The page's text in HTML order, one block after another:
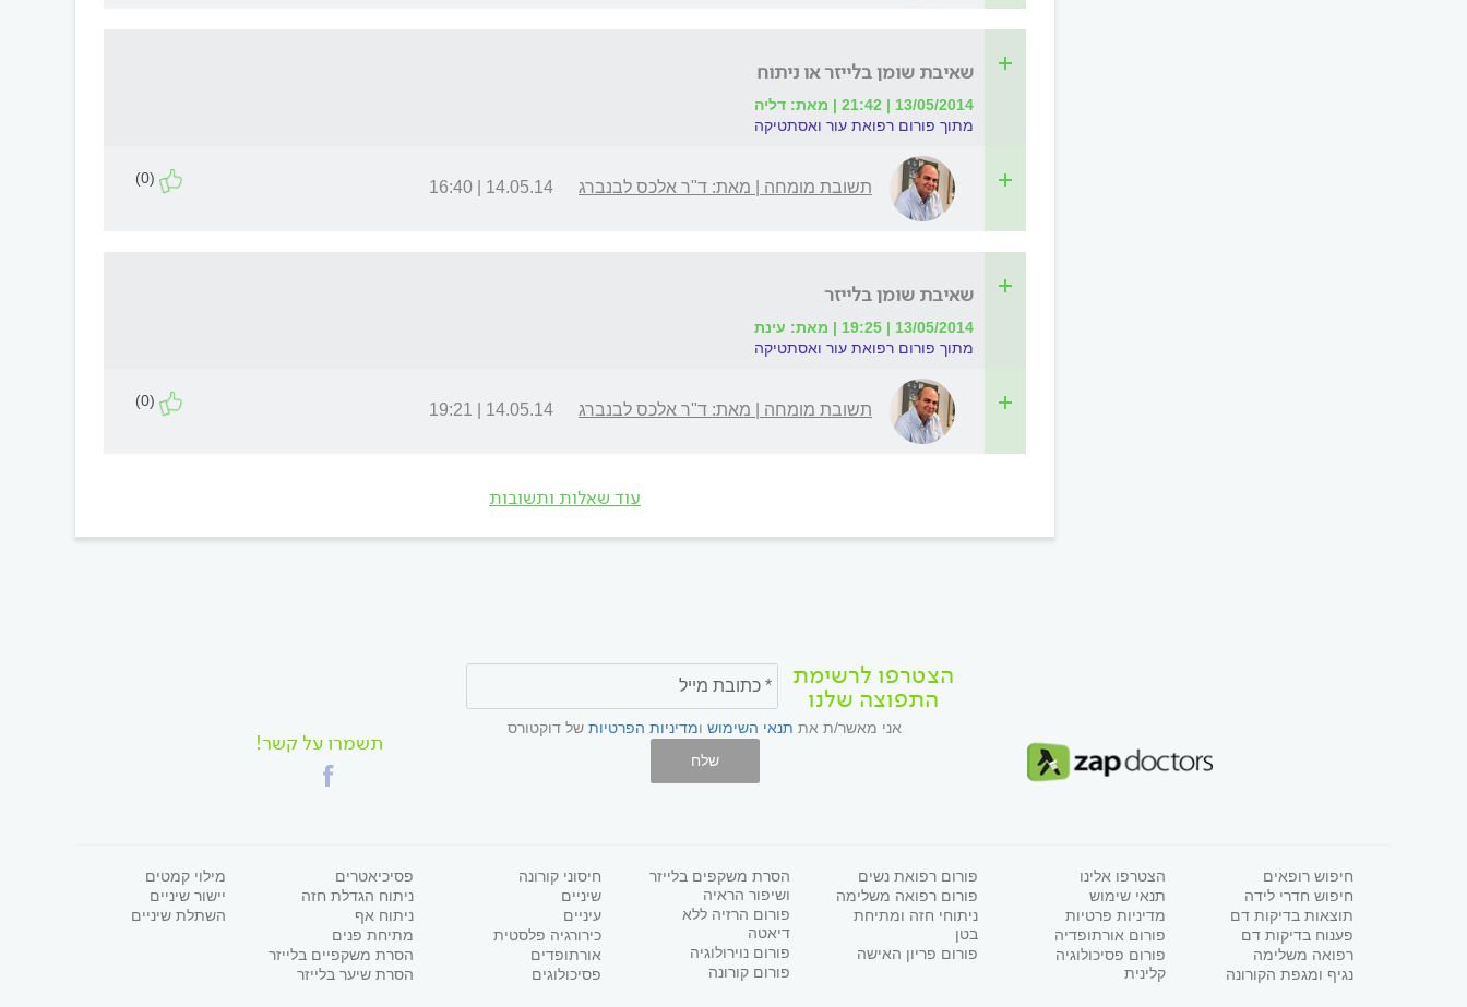
שאיבת שומן בלייזר או ניתוח
13/05/2014 | 21:42 | מאת: דליה
מתוך פורום רפואת עור ואסתטיקה
תשובת מומחה | מאת: ד"ר אלכס לבנברג 14.05.14 | 16:40
(0)
שאיבת שומן בלייזר
13/05/2014 | 19:25 | מאת: עינת
מתוך פורום רפואת עור ואסתטיקה
תשובת מומחה | מאת: ד"ר אלכס לבנברג 14.05.14 | 19:21
(0)
עוד שאלות ותשובות
הצטרפו לרשימת
התפוצה שלנו
אני מאשר/ת את תנאי השימוש ומדיניות הפרטיות של דוקטורס
שלח
תשמרו על קשר!
חיפוש רופאים
חיפוש חדרי לידה
תוצאות בדיקות דם
פענוח בדיקות דם
רפואה משלימה
נגיף ומגפת הקורונה
הצטרפו אלינו
תנאי שימוש
מדיניות פרטיות
פורום אורתופדיה
פורום פסיכולוגיה
קלינית
פורום רפואת נשים
פורום רפואה משלימה
ניתוחי חזה ומתיחת
בטן
פורום פריון האישה
הסרת משקפים בלייזר
ושיפור הראיה
פורום הרזיה ללא
דיאטה
פורום נוירולוגיה
פורום קורונה
חיסוני קורונה
שיניים
עיניים
כירורגיה פלסטית
אורתופדים
פסיכולוגים
פסיכיאטרים
ניתוח הגדלת חזה
ניתוח אף
מתיחת פנים
הסרת משקפיים בלייזר
הסרת שיער בלייזר
מילוי קמטים
יישור שיניים
השתלת שיניים